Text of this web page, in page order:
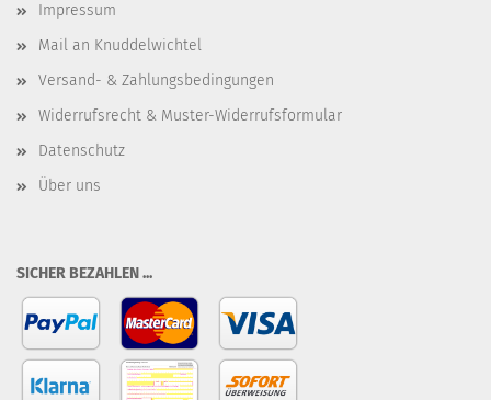
Impressum
Mail an Knuddelwichtel
Versand- & Zahlungsbedingungen
Widerrufsrecht & Muster-Widerrufsformular
Datenschutz
Über uns
SICHER BEZAHLEN ...